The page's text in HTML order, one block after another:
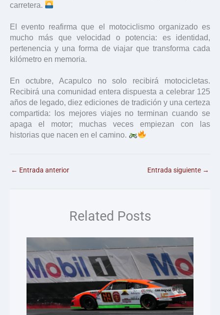
carretera.
El evento reafirma que el motociclismo organizado es
mucho más que velocidad o potencia: es identidad,
pertenencia y una forma de viajar que transforma cada
kilómetro en memoria.
En octubre, Acapulco no solo recibirá motocicletas.
Recibirá una comunidad entera dispuesta a celebrar 125
años de legado, diez ediciones de tradición y una certeza
compartida: los mejores viajes no terminan cuando se
apaga el motor; muchas veces empiezan con las
historias que nacen en el camino.
← Entrada anterior Entrada siguiente →
Related Posts